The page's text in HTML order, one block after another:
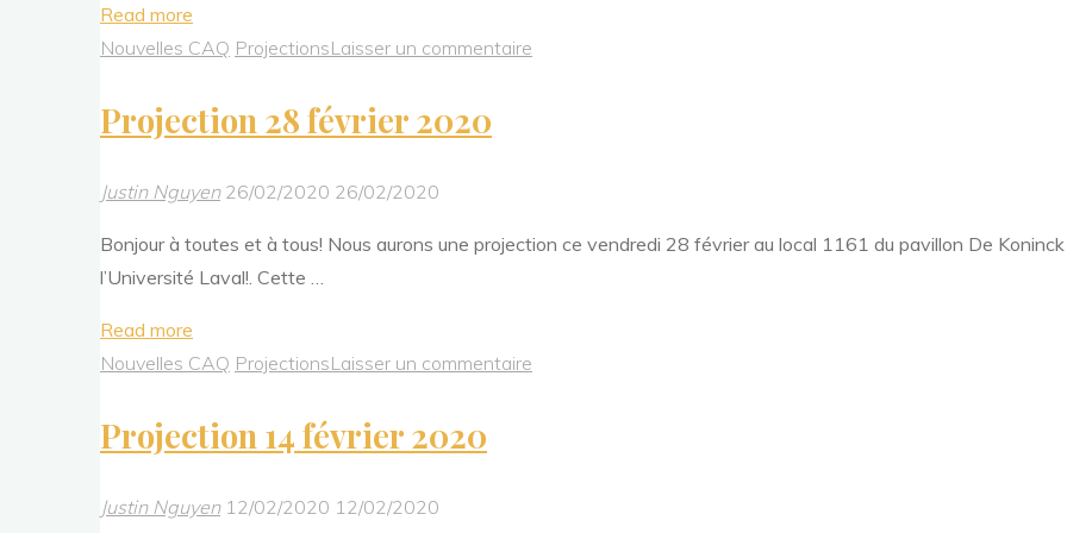
Read more
13
2020"
Nouvelles CAQ ProjectionsLaisser un commentaire
Projection 28 février 2020
Justin Nguyen 26/02/2020 26/02/2020
Bonjour à toutes et à tous! Nous aurons une projection ce vendredi 28 février au local 1161 du pavillon De
l’Université Laval!. Cette …
Read more
28
2020"
Nouvelles CAQ ProjectionsLaisser un commentaire
Projection 14 février 2020
Justin Nguyen 12/02/2020 12/02/2020